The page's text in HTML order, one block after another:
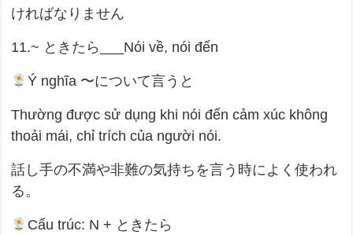
ければなりません
11.~ ときたら___Nói về, nói đến
Ý nghĩa 〜について言うと
Thường được sử dụng khi nói đến cảm xúc không
thoải mái, chỉ trích của người nói.
話し手の不満や非難の気持ちを言う時によく使われ
る。
Cấu trúc: N + ときたら